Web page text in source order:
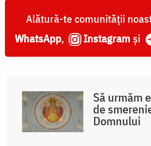
Alătură-te comunității
WhatsApp, Instagram și
Să urmăm
de
Domnului